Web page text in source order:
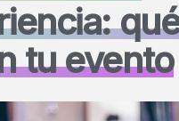
tu evento